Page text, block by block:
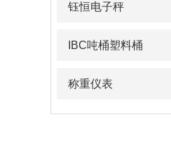
钰恒电子秤
IBC吨桶塑料桶
称重仪表